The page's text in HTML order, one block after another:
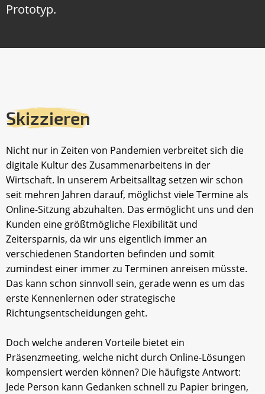
Prototyp.
Skizzieren
Nicht nur in Zeiten von Pandemien verbreitet sich die
digitale Kultur des Zusammenarbeitens in der
Wirtschaft. In unserem Arbeitsalltag setzen wir schon
seit mehren Jahren darauf, möglichst viele Termine als
Online-Sitzung abzuhalten. Das ermöglicht uns und den
Kunden eine größtmögliche Flexibilität und
Zeitersparnis, da wir uns eigentlich immer an
verschiedenen Standorten befinden und somit
zumindest einer immer zu Terminen anreisen müsste.
Das kann schon sinnvoll sein, gerade wenn es um das
erste Kennenlernen oder strategische
Richtungsentscheidungen geht.
Doch welche anderen Vorteile bietet ein
Präsenzmeeting, welche nicht durch Online-Lösungen
kompensiert werden können? Die häufigste Antwort:
Jede Person kann Gedanken schnell zu Papier bringen,